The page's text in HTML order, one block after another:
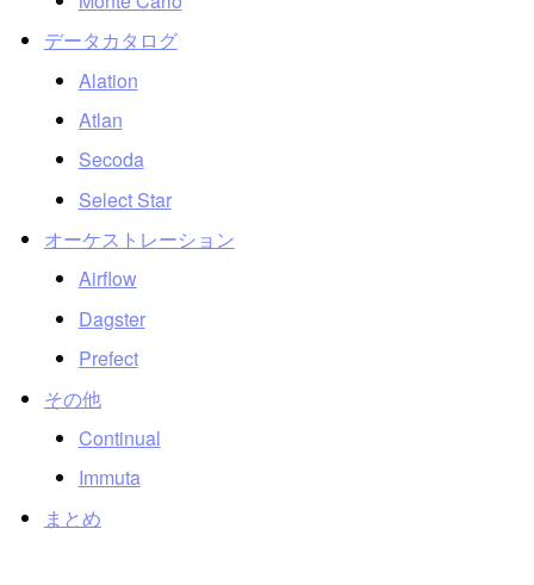
データカタログ
Alation
Atlan
Secoda
Select Star
オーケストレーション
Airflow
Dagster
Prefect
その他
Continual
Immuta
まとめ